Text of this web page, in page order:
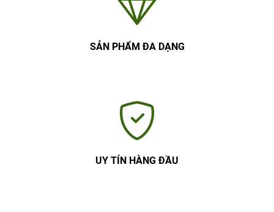
SẢN PHẨM ĐA DẠNG
UY TÍN HÀNG ĐẦU